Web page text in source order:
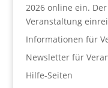
2026 online ein.
Veranstaltung
Informationen für
Newsletter für
Hilfe-Seiten